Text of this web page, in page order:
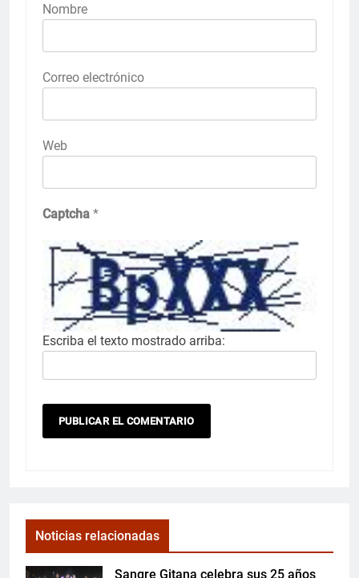
Nombre
Correo electrónico
Web
Captcha *
Escriba el texto mostrado arriba:
Noticias relacionadas
Sangre Gitana celebra sus 25 años